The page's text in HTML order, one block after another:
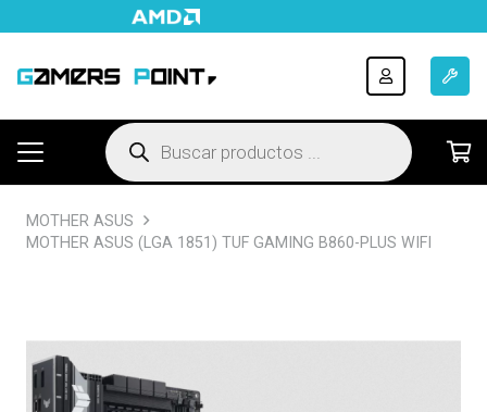
Búsqueda
de
productos
MOTHER ASUS
MOTHER ASUS (LGA 1851) TUF GAMING B860-PLUS WIFI